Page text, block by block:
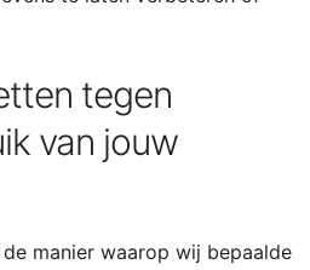
tegen
van jouw
manier waarop wij bepaalde